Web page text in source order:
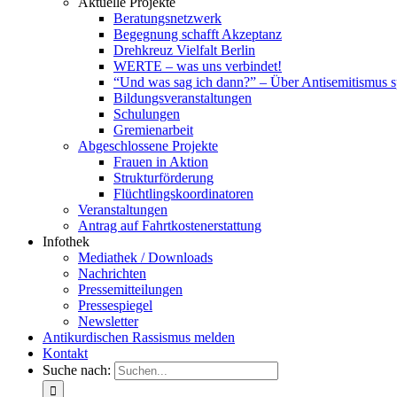
Beratungsnetzwerk
Begegnung schafft Akzeptanz
Drehkreuz Vielfalt Berlin
WERTE – was uns verbindet!
“Und was sag ich dann?” – Über Antisemitismus
Bildungsveranstaltungen
Schulungen
Gremienarbeit
Abgeschlossene Projekte
Frauen in Aktion
Strukturförderung
Flüchtlingskoordinatoren
Veranstaltungen
Antrag auf Fahrtkostenerstattung
Infothek
Mediathek / Downloads
Nachrichten
Pressemitteilungen
Pressespiegel
Newsletter
Antikurdischen Rassismus melden
Kontakt
Suche nach: